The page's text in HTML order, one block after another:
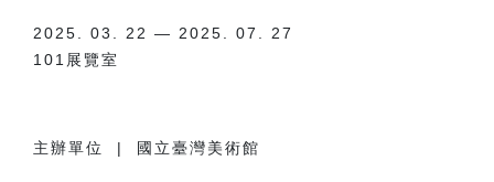
2025. 03. 22 — 2025. 07. 27
101展覽室
主辦單位 | 國立臺灣美術館